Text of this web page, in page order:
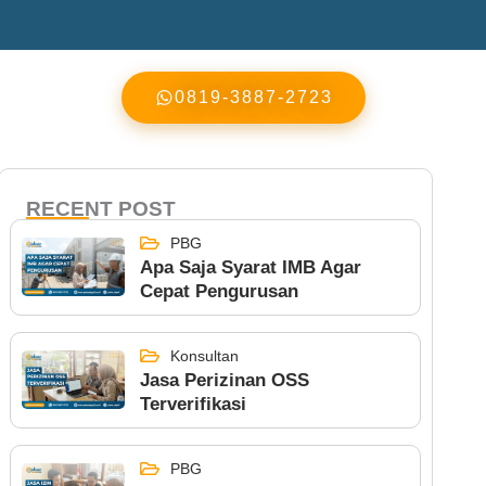
0819-3887-2723
RECENT POST
PBG
Apa Saja Syarat IMB Agar
Cepat Pengurusan
Konsultan
Jasa Perizinan OSS
Terverifikasi
PBG